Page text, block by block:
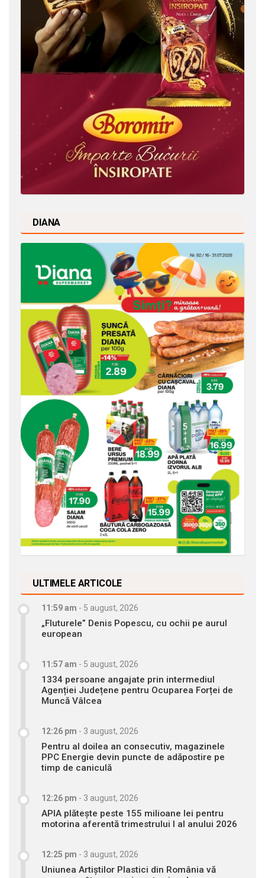
DIANA
ULTIMELE ARTICOLE
11:59 am - 5 august, 2026
„Fluturele” Denis Popescu, cu ochii pe aurul
european
11:57 am - 5 august, 2026
1334 persoane angajate prin intermediul
Agenției Județene pentru Ocuparea Forței de
Muncă Vâlcea
12:26 pm - 3 august, 2026
Pentru al doilea an consecutiv, magazinele
PPC Energie devin puncte de adăpostire pe
timp de caniculă
12:26 pm - 3 august, 2026
APIA plătește peste 155 milioane lei pentru
motorina aferentă trimestrului I al anului 2026
12:25 pm - 3 august, 2026
Uniunea Artiștilor Plastici din România vă